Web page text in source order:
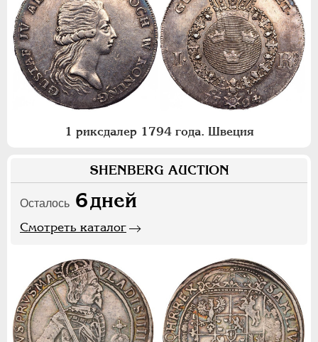
1 риксдалер 1794 года. Швеция
SHENBERG AUCTION
Осталось 6дней
Смотреть каталог